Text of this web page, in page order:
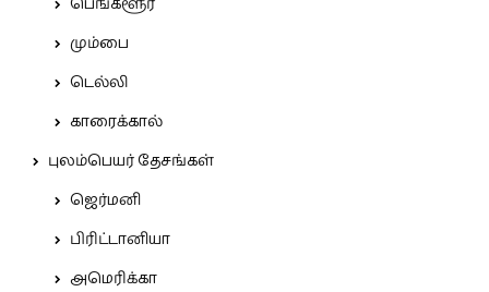
மும்பை
டெல்லி
காரைக்கால்
புலம்பெயர் தேசங்கள்
ஜெர்மனி
பிரிட்டானியா
அமெரிக்கா